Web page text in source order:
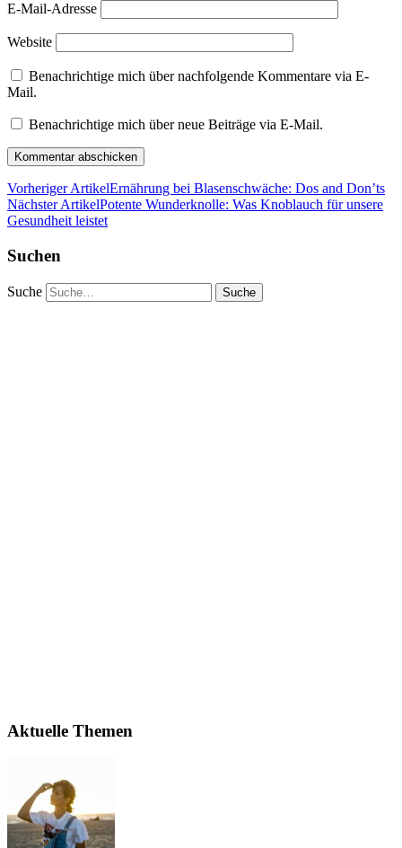
E-Mail-Adresse
Website
Benachrichtige mich über nachfolgende Kommentare via E-
Mail.
Benachrichtige mich über neue Beiträge via E-Mail.
Vorheriger ArtikelErnährung bei Blasenschwäche: Dos and Don’ts
Nächster ArtikelPotente Wunderknolle: Was Knoblauch für unsere
Gesundheit leistet
Suchen
Suche
Aktuelle Themen